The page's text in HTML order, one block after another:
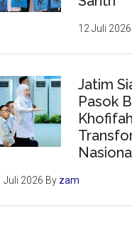
12 Juli 2026
Jatim
Pasok
Juli 2026 By zam